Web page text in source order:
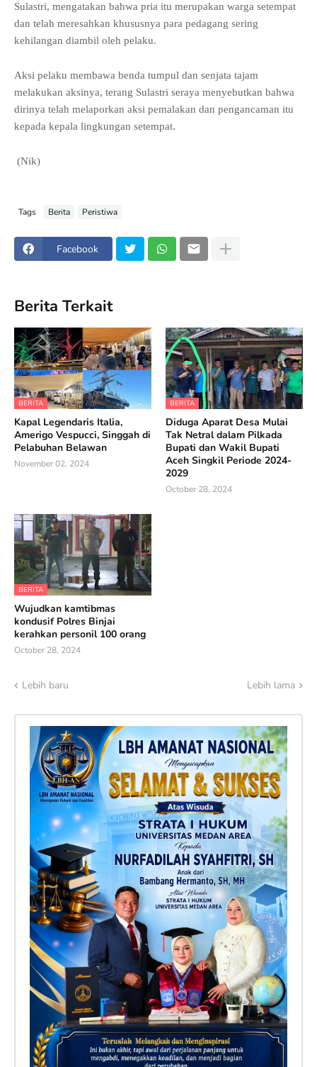
Sulastri, mengatakan bahwa pria itu merupakan warga setempat
dan telah meresahkan khususnya para pedagang sering
kehilangan diambil oleh pelaku.
Aksi pelaku membawa benda tumpul dan senjata tajam
melakukan aksinya, terang Sulastri seraya menyebutkan bahwa
dirinya telah melaporkan aksi pemalakan dan pengancaman itu
kepada kepala lingkungan setempat.
(Nik)
Tags Berita Peristiwa
Facebook
Berita Terkait
BERITA
Kapal Legendaris Italia,
Amerigo Vespucci, Singgah di
Pelabuhan Belawan
November 02, 2024
BERITA
Diduga Aparat Desa Mulai
Tak Netral dalam Pilkada
Bupati dan Wakil Bupati
Aceh Singkil Periode 2024-
2029
October 28, 2024
BERITA
Wujudkan kamtibmas
kondusif Polres Binjai
kerahkan personil 100 orang
October 28, 2024
Lebih baru Lebih lama